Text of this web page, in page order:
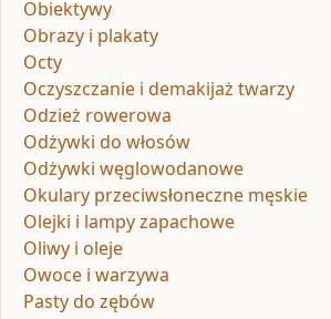
Obiektywy
Obrazy i plakaty
Octy
Oczyszczanie i demakijaż twarzy
Odzież rowerowa
Odżywki do włosów
Odżywki węglowodanowe
Okulary przeciwsłoneczne męskie
Olejki i lampy zapachowe
Oliwy i oleje
Owoce i warzywa
Pasty do zębów